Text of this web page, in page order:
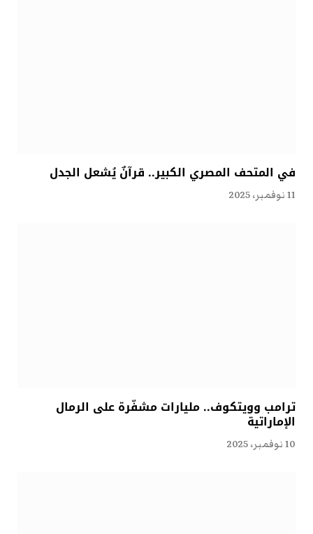
في المتحف المصري الكبير.. قرآنٌ يُشعل الجدل
11 نوفمبر، 2025
ترامب وويتكوف.. مليارات مشفّرة على الرمال
الإماراتية
10 نوفمبر، 2025